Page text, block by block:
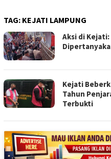
TAG: KEJATI LAMPUNG
Aksi di
Kejati
Tahun
Terbukti